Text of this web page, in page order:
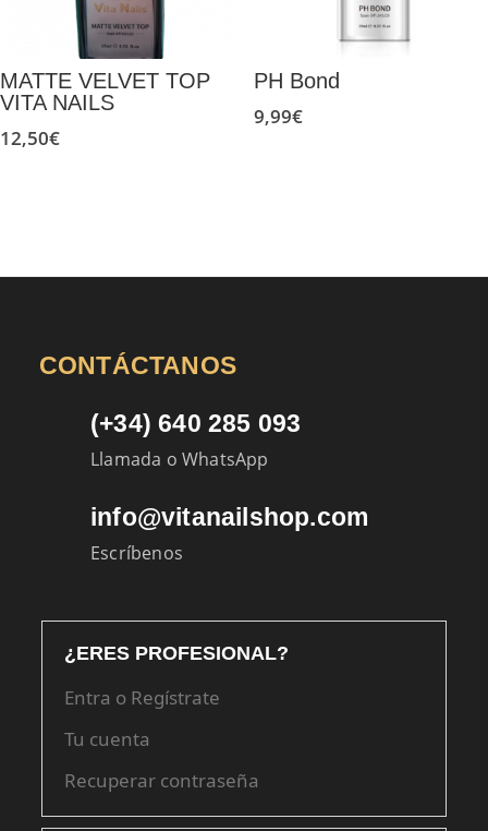
MATTE VELVET TOP
VITA NAILS
12,50€
PH Bond
9,99€
CONTÁCTANOS
(+34) 640 285 093
Llamada o WhatsApp
info@vitanailshop.com
Escríbenos
¿ERES PROFESIONAL?
Entra o Regístrate
Tu cuenta
Recuperar contraseña